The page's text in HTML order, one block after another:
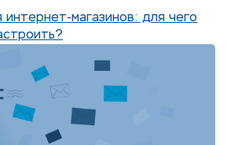
интернет-магазинов: для чего